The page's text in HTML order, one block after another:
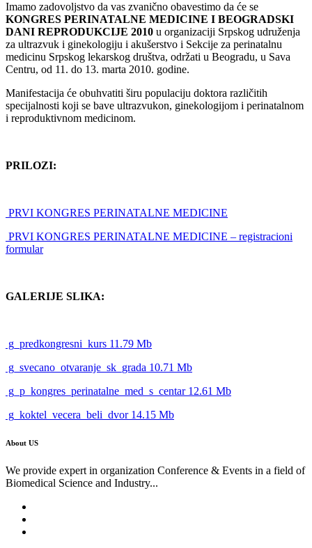
Imamo zadovoljstvo da vas zvanično obavestimo da će se
KONGRES PERINATALNE MEDICINE I BEOGRADSKI
DANI REPRODUKCIJE 2010 u organizaciji Srpskog udruženja
za ultrazvuk i ginekologiju i akušerstvo i Sekcije za perinatalnu
medicinu Srpskog lekarskog društva, održati u Beogradu, u Sava
Centru, od 11. do 13. marta 2010. godine.
Manifestacija će obuhvatiti širu populaciju doktora različitih
specijalnosti koji se bave ultrazvukon, ginekologijom i perinatalnom
i reproduktivnom medicinom.
PRILOZI:
PRVI KONGRES PERINATALNE MEDICINE
PRVI KONGRES PERINATALNE MEDICINE – registracioni
formular
GALERIJE SLIKA:
g_predkongresni_kurs 11.79 Mb
g_svecano_otvaranje_sk_grada 10.71 Mb
g_p_kongres_perinatalne_med_s_centar 12.61 Mb
g_koktel_vecera_beli_dvor 14.15 Mb
About US
We provide expert in organization Conference & Events in a field of
Biomedical Science and Industry...